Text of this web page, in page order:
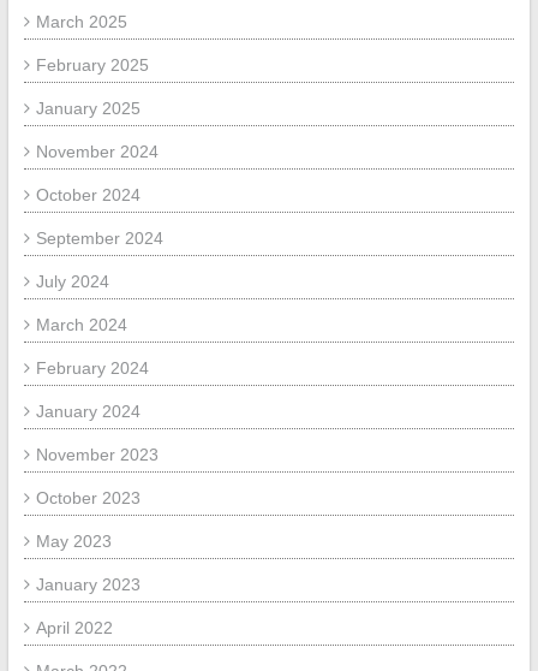
March 2025
February 2025
January 2025
November 2024
October 2024
September 2024
July 2024
March 2024
February 2024
January 2024
November 2023
October 2023
May 2023
January 2023
April 2022